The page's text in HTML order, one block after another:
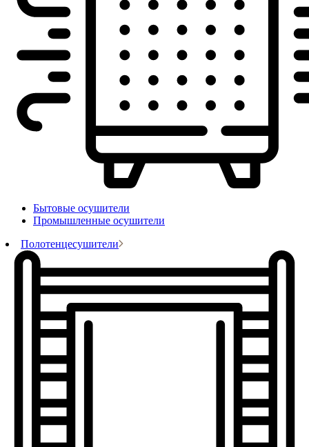
Бытовые осушители
Промышленные осушители
Полотенцесушители